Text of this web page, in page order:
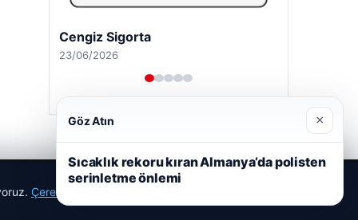
Cengiz Sigorta
23/06/2026
Çerez Politikamız
Göz Atın ×
Sıcaklık rekoru kıran Almanya’da polisten
serinletme önlemi